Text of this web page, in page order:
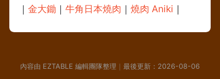
｜金大鋤 ｜牛角日本燒肉 ｜燒肉 Aniki ｜
內容由 EZTABLE 編輯團隊整理 ｜ 最後更新： 2026-08-06